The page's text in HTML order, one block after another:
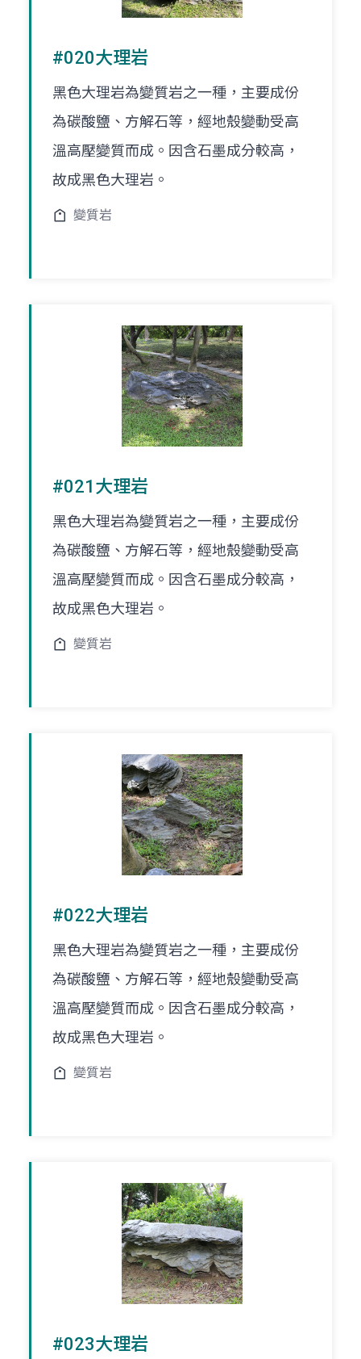
#020大理岩
黑色大理岩為變質岩之一種，主要成份
為碳酸鹽、方解石等，經地殼變動受高
溫高壓變質而成。因含石墨成分較高，
故成黑色大理岩。
變質岩
#021大理岩
黑色大理岩為變質岩之一種，主要成份
為碳酸鹽、方解石等，經地殼變動受高
溫高壓變質而成。因含石墨成分較高，
故成黑色大理岩。
變質岩
#022大理岩
黑色大理岩為變質岩之一種，主要成份
為碳酸鹽、方解石等，經地殼變動受高
溫高壓變質而成。因含石墨成分較高，
故成黑色大理岩。
變質岩
#023大理岩